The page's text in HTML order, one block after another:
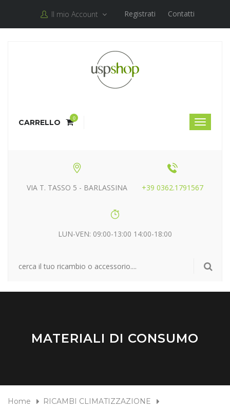
Il mio Account Registrati Contatti
CARRELLO 0
VIA T. TASSO 5 - BARLASSINA +39 0362.1791567
LUN-VEN: 09:00-13:00 14:00-18:00
MATERIALI DI CONSUMO
Home
RICAMBI CLIMATIZZAZIONE